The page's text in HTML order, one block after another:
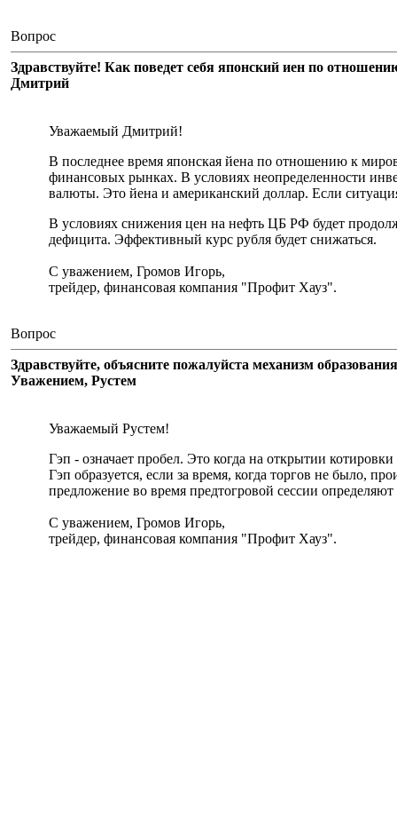
Вопрос
Здравствуйте! Как поведет себя японский иен по
Дмитрий
Уважаемый Дмитрий!
В последнее время японская йена по отношению к
финансовых рынках. В условиях неопределенности
валюты. Это йена и американский доллар. Если
В условиях снижения цен на нефть ЦБ РФ будет
дефицита. Эффективный курс рубля будет снижаться.
С уважением, Громов Игорь,
трейдер, финансовая компания "Профит Хауз".
Вопрос
Здравствуйте, объясните пожалуйста механизм
Уважением, Рустем
Уважаемый Рустем!
Гэп - означает пробел. Это когда на открытии
Гэп образуется, если за время, когда торгов не было,
предложение во время предтогровой сессии определяют
С уважением, Громов Игорь,
трейдер, финансовая компания "Профит Хауз".